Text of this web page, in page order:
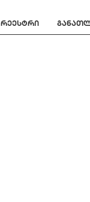
რეესტრი